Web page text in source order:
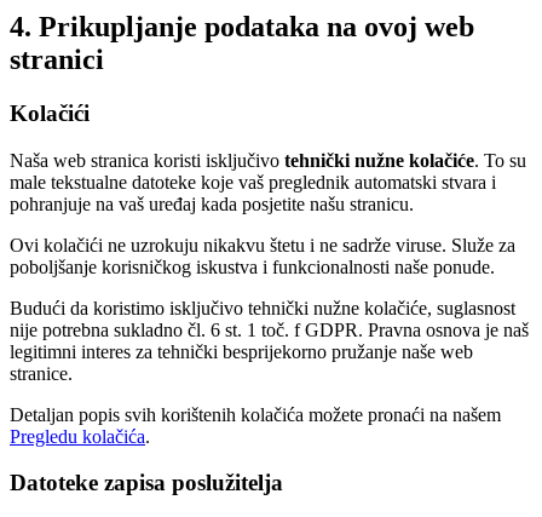
4. Prikupljanje podataka na ovoj web
stranici
Kolačići
Naša web stranica koristi isključivo tehnički nužne kolačiće. To su
male tekstualne datoteke koje vaš preglednik automatski stvara i
pohranjuje na vaš uređaj kada posjetite našu stranicu.
Ovi kolačići ne uzrokuju nikakvu štetu i ne sadrže viruse. Služe za
poboljšanje korisničkog iskustva i funkcionalnosti naše ponude.
Budući da koristimo isključivo tehnički nužne kolačiće, suglasnost
nije potrebna sukladno čl. 6 st. 1 toč. f GDPR. Pravna osnova je naš
legitimni interes za tehnički besprijekorno pružanje naše web
stranice.
Detaljan popis svih korištenih kolačića možete pronaći na našem
Pregledu kolačića.
Datoteke zapisa poslužitelja